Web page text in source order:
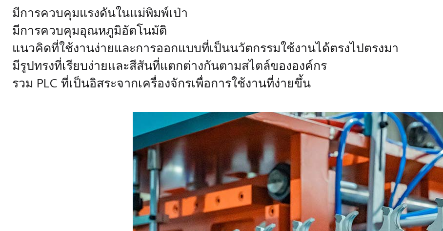
มีการควบคุมแรงดันในแม่พิมพ์เป่า
มีการควบคุมอุณหภูมิอัตโนมัติ
แนวคิดที่ใช้งานง่ายและการออกแบบที่เป็นนวัตกรรมใช้งานได้ตรงไปตรงมา
มีรูปทรงที่เรียบง่ายและสีสันที่แตกต่างกันตามสไตล์ขององค์กร
รวม PLC ที่เป็นอิสระจากเครื่องจักรเพื่อการใช้งานที่ง่ายขึ้น